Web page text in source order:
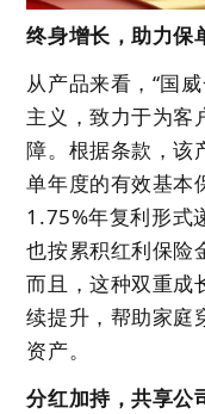
终身增长，助力保
从产品来看，“国
主义，致力于为客
障。根据条款，该
单年度的有效基本
1.75%年复利形式
也按累积红利保险
而且，这种双重成
续提升，帮助家庭
资产。
分红加持，共享公